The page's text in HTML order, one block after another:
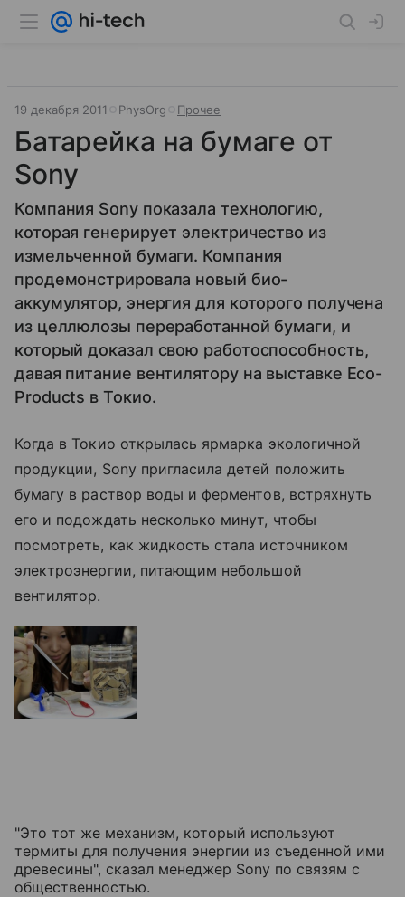
19 декабря 2011 PhysOrg Прочее
Батарейка на бумаге от
Sony
Компания Sony показала технологию,
которая генерирует электричество из
измельченной бумаги. Компания
продемонстрировала новый био-
аккумулятор, энергия для которого получена
из целлюлозы переработанной бумаги, и
который доказал свою работоспособность,
давая питание вентилятору на выставке Eco-
Products в Токио.
Когда в Токио открылась ярмарка экологичной
продукции, Sony пригласила детей положить
бумагу в раствор воды и ферментов, встряхнуть
его и подождать несколько минут, чтобы
посмотреть, как жидкость стала источником
электроэнергии, питающим небольшой
вентилятор.
"Это тот же механизм, который используют
термиты для получения энергии из съеденной ими
древесины", сказал менеджер Sony по связям с
общественностью.